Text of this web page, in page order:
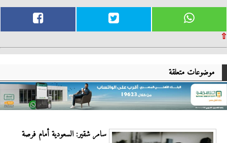
⇧
موضوعات متعلقة
سامر شقير: السعودية أمام فرصة